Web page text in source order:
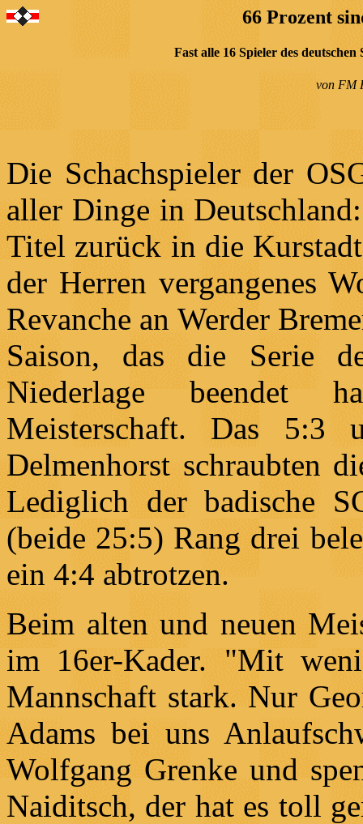
66 Prozent
Fast alle 16 Spieler des
von FM
Die Schachspieler der
aller Dinge in
Titel zurück in die
der Herren vergangenes
Revanche an Werder
Saison, das die Serie
Niederlage beendet
Meisterschaft. Das 5:3
Delmenhorst schraubten
Lediglich der badische
(beide 25:5) Rang drei
ein 4:4 abtrotzen.
Beim alten und neuen
im 16er-Kader. "Mit
Mannschaft stark. Nur
Adams bei uns
Wolfgang Grenke und
Naiditsch, der hat es toll